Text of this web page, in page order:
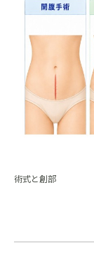
術式と創部